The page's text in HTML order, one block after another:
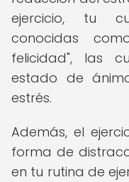
ejercicio, tu
conocidas
felicidad", las
estado de
estrés.
Además, el
forma de
en tu rutina de